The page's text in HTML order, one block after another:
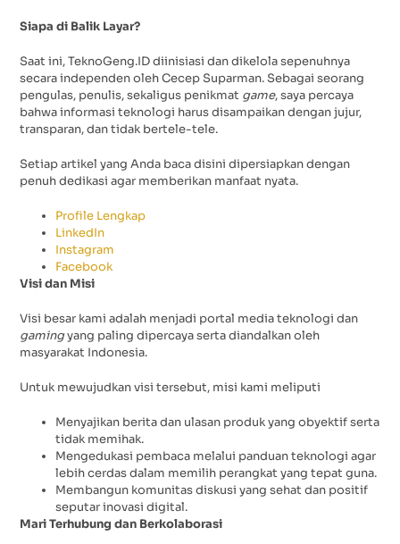
Siapa di Balik Layar?
Saat ini, TeknoGeng.ID diinisiasi dan dikelola sepenuhnya
secara independen oleh Cecep Suparman. Sebagai seorang
pengulas, penulis, sekaligus penikmat game, saya percaya
bahwa informasi teknologi harus disampaikan dengan jujur,
transparan, dan tidak bertele-tele.
Setiap artikel yang Anda baca disini dipersiapkan dengan
penuh dedikasi agar memberikan manfaat nyata.
Profile Lengkap
LinkedIn
Instagram
Facebook
Visi dan Misi
Visi besar kami adalah menjadi portal media teknologi dan
gamingyang paling dipercaya serta diandalkan oleh
masyarakat Indonesia.
Untuk mewujudkan visi tersebut, misi kami meliputi
Menyajikan berita dan ulasan produk yang obyektif serta
tidak memihak.
Mengedukasi pembaca melalui panduan teknologi agar
lebih cerdas dalam memilih perangkat yang tepat guna.
Membangun komunitas diskusi yang sehat dan positif
seputar inovasi digital.
Mari Terhubung dan Berkolaborasi